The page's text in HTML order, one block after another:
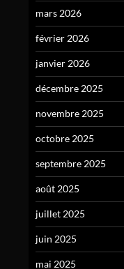
mars 2026
février 2026
janvier 2026
décembre 2025
novembre 2025
octobre 2025
septembre 2025
août 2025
juillet 2025
juin 2025
mai 2025